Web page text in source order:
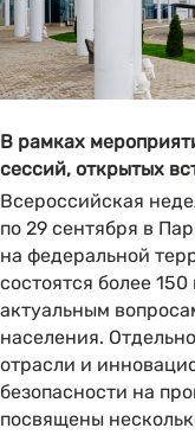
В рамках
сессий, открытых
Всероссийская
по 29 сентября в
на федеральной
состоятся более
актуальным
населения.
отрасли и
безопасности на
посвящены